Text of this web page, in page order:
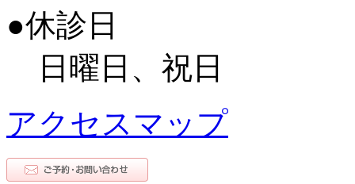
●休診日
日曜日、祝日
アクセスマップ